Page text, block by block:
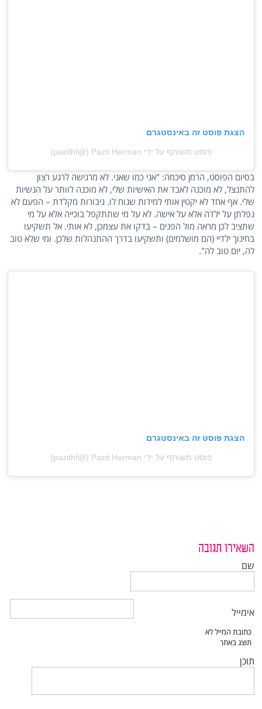
הצגת פוסט זה באינסטגרם
פוסט משותף על ידי ‏‎Pazit Herman‎‏ (@‏‎pazithf‎‏)
בסיום הפוסט, הרמן סיכמה: "אני כמו שאני. לא מרגישה לרגע רצון
להתנצל, לא מוכנה לאבד את האישיות שלי, לא מוכנה לוותר על הנשיות
שלי. אף אחד לא יקטין אותי למידות שנוח לו. גיבורות מקלדת – הפעם לא
נפלתן על ילדה אלא על אישה. לא על מי שתתקפל בוכייה אלא על מי
שתציב לכן מראה מול הפנים – בדקו את עצמכן, לא אותי. אל תשקיעו
בחינוך ילדיי (הם מושלמים) ותשקיעו בדרך ההתנהלות שלכן. ומי שלא טוב
לה, יום טוב לה".
הצגת פוסט זה באינסטגרם
פוסט משותף על ידי ‏‎Pazit Herman‎‏ (@‏‎pazithf‎‏)
השאירו תגובה
שם
אימייל
תוכן